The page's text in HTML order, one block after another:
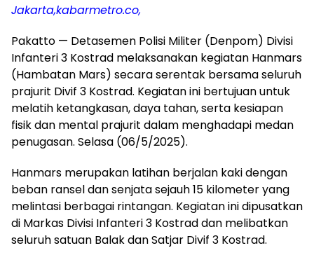
Jakarta,kabarmetro.co,
Pakatto — Detasemen Polisi Militer (Denpom) Divisi
Infanteri 3 Kostrad melaksanakan kegiatan Hanmars
(Hambatan Mars) secara serentak bersama seluruh
prajurit Divif 3 Kostrad. Kegiatan ini bertujuan untuk
melatih ketangkasan, daya tahan, serta kesiapan
fisik dan mental prajurit dalam menghadapi medan
penugasan. Selasa (06/5/2025).
Hanmars merupakan latihan berjalan kaki dengan
beban ransel dan senjata sejauh 15 kilometer yang
melintasi berbagai rintangan. Kegiatan ini dipusatkan
di Markas Divisi Infanteri 3 Kostrad dan melibatkan
seluruh satuan Balak dan Satjar Divif 3 Kostrad.